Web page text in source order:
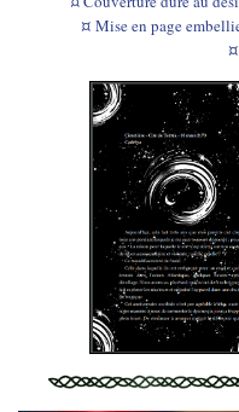
¤ Mise en page